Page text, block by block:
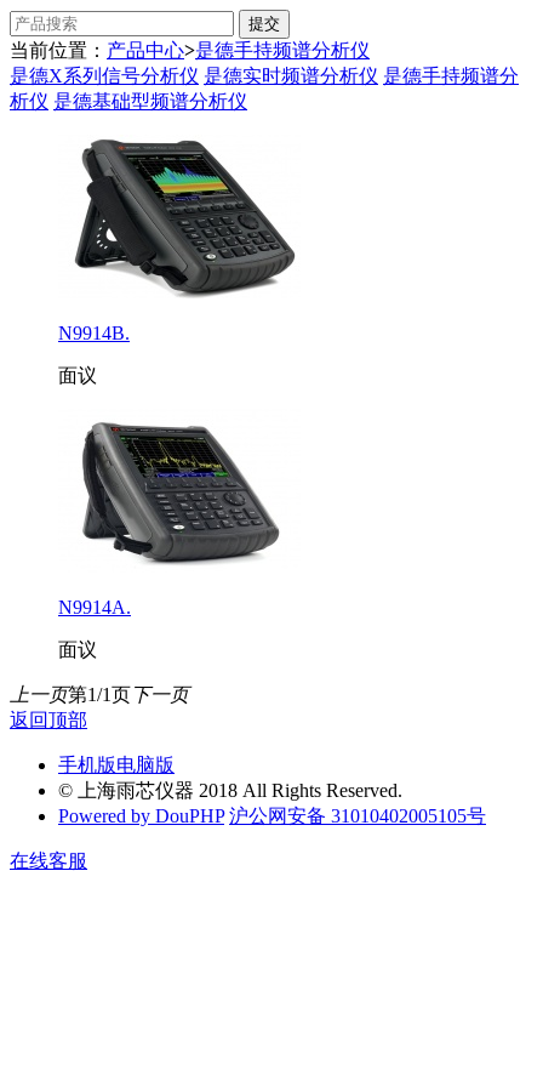
当前位置： 产品中心>是德手持频谱分析仪
是德X系列信号分析仪 是德实时频谱分析仪 是德手持频谱分
析仪 是德基础型频谱分析仪
N9914B.
面议
N9914A.
面议
上一页第1/1页下一页
返回顶部
手机版电脑版
© 上海雨芯仪器 2018 All Rights Reserved.
Powered by DouPHP 沪公网安备 31010402005105号
在线客服